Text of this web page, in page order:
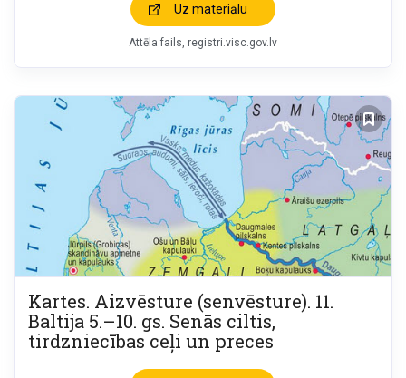
Uz materiālu
Attēla fails registri.visc.gov.lv
Kartes. Aizvēsture (senvēsture). 11.
Baltija 5.–10. gs. Senās ciltis,
tirdzniecības ceļi un preces